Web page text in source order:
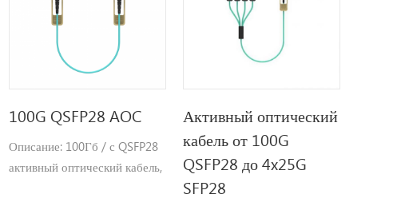
100G QSFP28 AOC
Описание: 100Гб / с QSFP28
активный оптический кабель,
Активный оптический
кабель от 100G
QSFP28 до 4x25G
SFP28